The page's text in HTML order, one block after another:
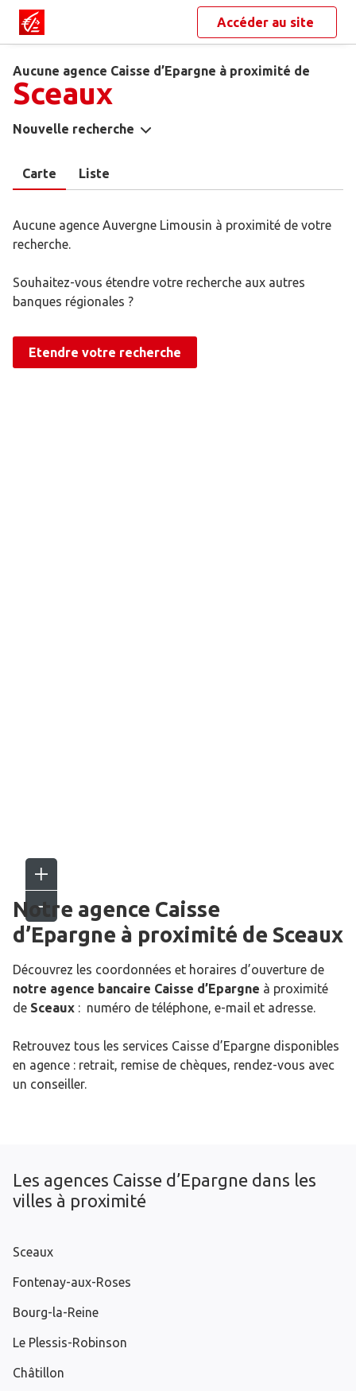
Accéder au site
Aucune agence Caisse d’Epargne à proximité de
Sceaux
Nouvelle recherche
Carte Liste
Aucune agence Auvergne Limousin à proximité de votre
recherche.
Souhaitez-vous étendre votre recherche aux autres
banques régionales ?
Etendre votre recherche
Notre agence Caisse
d’Epargne à proximité de Sceaux
Découvrez les coordonnées et horaires d’ouverture de
notre agence bancaire Caisse d’Epargne à proximité
de Sceaux : numéro de téléphone, e-mail et adresse.
Retrouvez tous les services Caisse d’Epargne disponibles
en agence : retrait, remise de chèques, rendez-vous avec
un conseiller.
Les agences Caisse d’Epargne dans les
villes à proximité
Sceaux
Fontenay-aux-Roses
Bourg-la-Reine
Le Plessis-Robinson
Châtillon